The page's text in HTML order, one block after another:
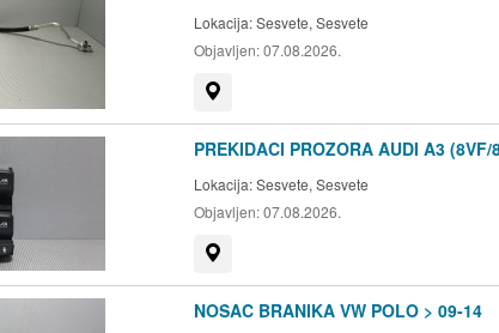
Lokacija:Sesvete, Sesvete
Objavljen:07.08.2026.
PREKIDACI PROZORA AUDI A3 (8VF/
Lokacija:Sesvete, Sesvete
Objavljen:07.08.2026.
NOSAC BRANIKA VW POLO > 09-14